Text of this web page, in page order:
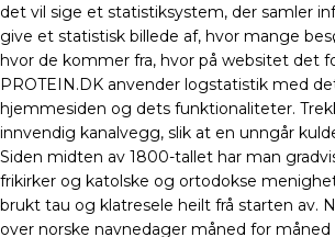
det vil sige et statistiksystem, der samler
give et statistisk billede af, hvor mange
hvor de kommer fra, hvor på websitet det
PROTEIN.DK anvender logstatistik med
hjemmesiden og dets funktionaliteter.
innvendig kanalvegg, slik at en unngår
Siden midten av 1800-tallet har man
frikirker og katolske og ortodokse
brukt tau og klatresele heilt frå starten av.
over norske navnedager måned for